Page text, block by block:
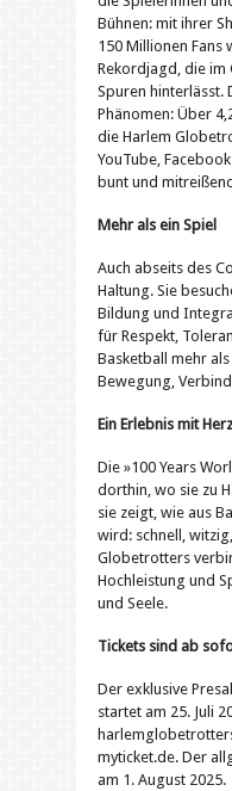
Bühnen: mit ihrer
150 Millionen Fans
Rekordjagd, die im
Spuren hinterlässt.
Phänomen: Über
die Harlem
YouTube,
bunt und
Mehr als ein Spiel
Auch abseits des
Haltung. Sie
Bildung und
für Respekt,
Basketball mehr
Bewegung,
Ein Erlebnis mit
Die »100 Years
dorthin, wo sie zu
sie zeigt, wie aus
wird: schnell,
Globetrotters
Hochleistung und
und Seele.
Tickets sind ab
Der exklusive
startet am 25. Juli
myticket.de. Der
am 1. August 2025.